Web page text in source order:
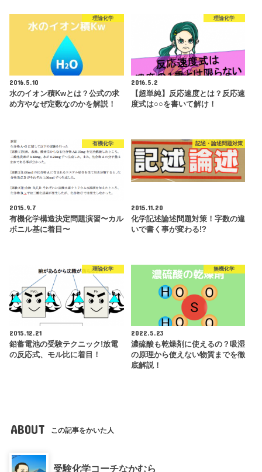
理論化学
2016.5.10
水のイオン積Kwとは？公式の求
め方やなぜ定数なのかを解説！
理論化学
2016.5.2
【超単純】反応速度とは？反応速
度式は○○を書いて解け！
有機化学
2015.9.7
有機化学構造決定問題演習〜カル
ボニル基に着目〜
記述・論述問題対策
2015.11.20
化学記述論述問題対策！字数の違
いで書く事が変わる!?
理論化学
2015.12.21
鉛蓄電池の受験テクニック!放電
の反応式、モル比に着目！
無機化学
2022.5.23
濃硫酸も乾燥剤に使えるの？吸湿
の原理から使えない物質までを徹
底解説！
ABOUT この記事をかいた人
受験化学コーチなかむら